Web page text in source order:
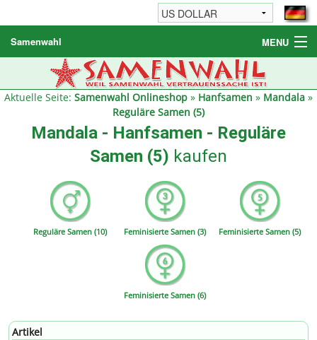
Samenwahl MENU
Hanfsamen
Weitere Produkte
Aktuelle Seite: Samenwahl Onlineshop » Hanfsamen » Mandala »
Reguläre Samen (5)
Mandala - Hanfsamen - Reguläre
Samen (5) kaufen
Reguläre Samen (10) Feminisierte Samen (3) Feminisierte Samen (5)
Feminisierte Samen (6)
Artikel